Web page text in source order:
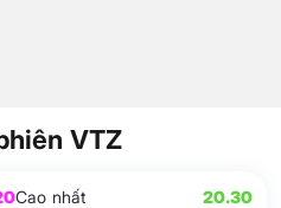
VTZ
Cao nhất
20.30